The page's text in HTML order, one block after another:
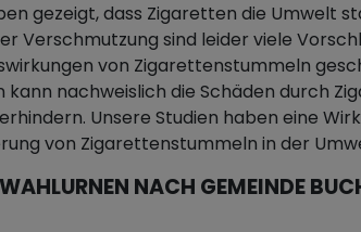
gezeigt, dass Zigaretten die Umwelt
Verschmutzung sind leider viele
von Zigarettenstummeln
nachweislich die Schäden durch
Unsere Studien haben eine
von Zigarettenstummeln in der
NACH GEMEINDE